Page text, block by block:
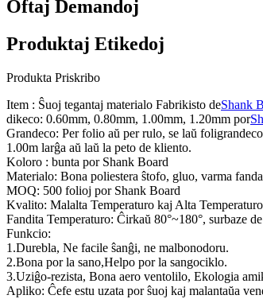
Oftaj Demandoj
Produktaj Etikedoj
Produkta Priskribo
Item : Ŝuoj tegantaj materialo Fabrikisto deShank
dikeco: 0.60mm, 0.80mm, 1.00mm, 1.20mm por
Grandeco: Per folio aŭ per rulo, se laŭ
1.00m larĝa aŭ laŭ la peto de kliento.
Koloro : bunta por Shank Board
Materialo: Bona poliestera ŝtofo, gluo, varma
MOQ: 500 folioj por Shank Board
Kvalito: Malalta Temperaturo kaj Alta
Fandita Temperaturo: Ĉirkaŭ 80°~180°, surbaze
Funkcio:
1.Durebla, Ne facile ŝanĝi, ne malbonodoru.
2.Bona por la sano,Helpo por la sangociklo.
3.Uziĝo-rezista, Bona aero ventolilo, Ekologia
Apliko: Ĉefe estu uzata por ŝuoj kaj malantaŭa